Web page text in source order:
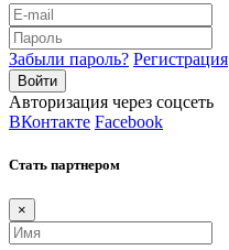
Забыли пароль? Регистрация
Авторизация через соцсеть
ВКонтакте Facebook
Стать партнером
×